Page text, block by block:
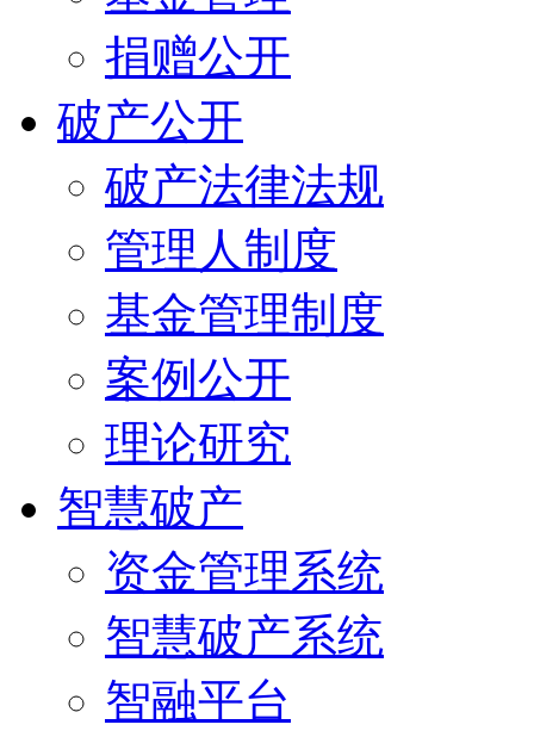
捐赠公开
破产公开
破产法律法规
管理人制度
基金管理制度
案例公开
理论研究
智慧破产
资金管理系统
智慧破产系统
智融平台